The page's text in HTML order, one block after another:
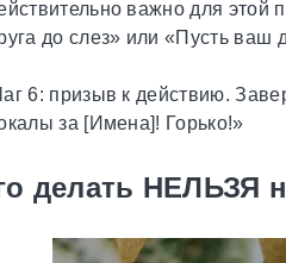
важно для
до слез» или «Пусть ваш
6: призыв к действию.
за [Имена]! Горько!»
делать НЕЛЬЗЯ